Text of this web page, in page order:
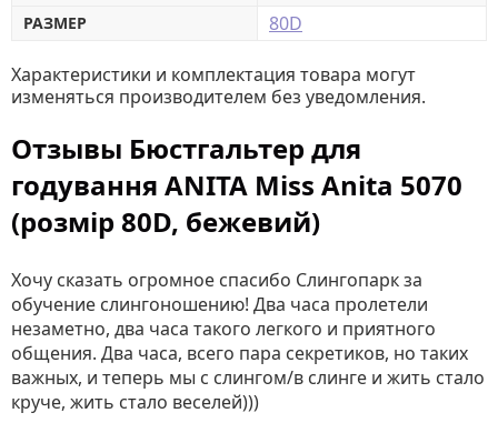
РАЗМЕР
80D
Характеристики и комплектация товара могут
изменяться производителем без уведомления.
Отзывы Бюстгальтер для
годування ANITA Miss Anita 5070
(розмір 80D, бежевий)
Хочу сказать огромное спасибо Слингопарк за
обучение слингоношению! Два часа пролетели
незаметно, два часа такого легкого и приятного
общения. Два часа, всего пара секретиков, но таких
важных, и теперь мы с слингом/в слинге и жить стало
круче, жить стало веселей)))